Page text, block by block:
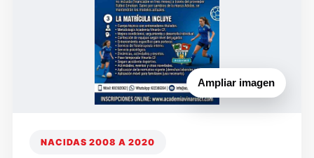
Ampliar imagen
NACIDAS 2008 A 2020